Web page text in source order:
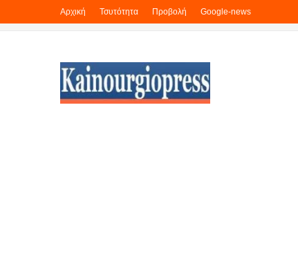
Αρχική Τσυτότητα Προβολή Google-news